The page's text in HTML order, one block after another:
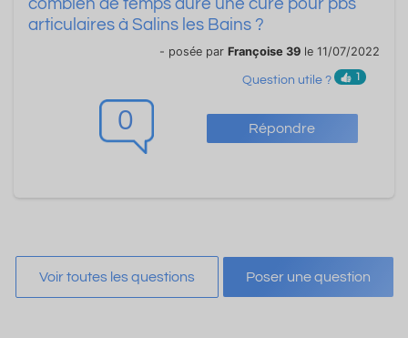
0 Répondre
combien de temps dure une cure pour pbs
articulaires à Salins les Bains ?
- posée par Françoise 39 le 11/07/2022
Question utile ? 1
Voir toutes les questions Poser une question